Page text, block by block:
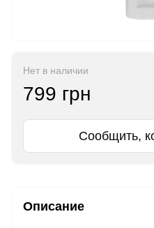
Нет в наличии
799 грн
Сообщить,
Описание